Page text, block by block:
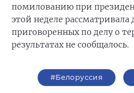
помилованию при
этой неделе рассматривала
приговоренных по делу о
результатах не сообщалось.
#Белоруссия